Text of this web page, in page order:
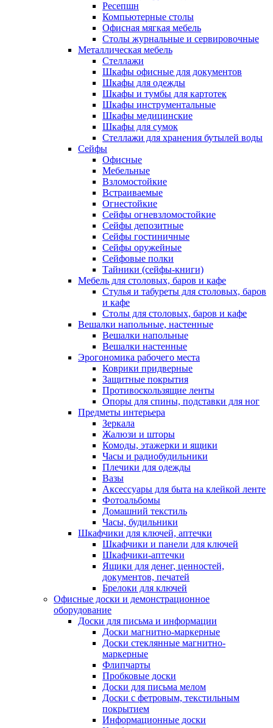
Ресепшн
Компьютерные столы
Офисная мягкая мебель
Столы журнальные и сервировочные
Металлическая мебель
Стеллажи
Шкафы офисные для документов
Шкафы для одежды
Шкафы и тумбы для картотек
Шкафы инструментальные
Шкафы медицинские
Шкафы для сумок
Стеллажи для хранения бутылей воды
Сейфы
Офисные
Мебельные
Взломостойкие
Встраиваемые
Огнестойкие
Сейфы огневзломостойкие
Сейфы депозитные
Сейфы гостиничные
Сейфы оружейные
Сейфовые полки
Тайники (сейфы-книги)
Мебель для столовых, баров и кафе
Стулья и табуреты для столовых, баров
и кафе
Столы для столовых, баров и кафе
Вешалки напольные, настенные
Вешалки напольные
Вешалки настенные
Эрогономика рабочего места
Коврики придверные
Защитные покрытия
Противоскользящие ленты
Опоры для спины, подставки для ног
Предметы интерьера
Зеркала
Жалюзи и шторы
Комоды, этажерки и ящики
Часы и радиобудильники
Плечики для одежды
Вазы
Аксессуары для быта на клейкой ленте
Фотоальбомы
Домашний текстиль
Часы, будильники
Шкафчики для ключей, аптечки
Шкафчики и панели для ключей
Шкафчики-аптечки
Ящики для денег, ценностей,
документов, печатей
Брелоки для ключей
Офисные доски и демонстрационное
оборудование
Доски для письма и информации
Доски магнитно-маркерные
Доски стеклянные магнитно-
маркерные
Флипчарты
Пробковые доски
Доски для письма мелом
Доски с фетровым, текстильным
покрытием
Информационные доски